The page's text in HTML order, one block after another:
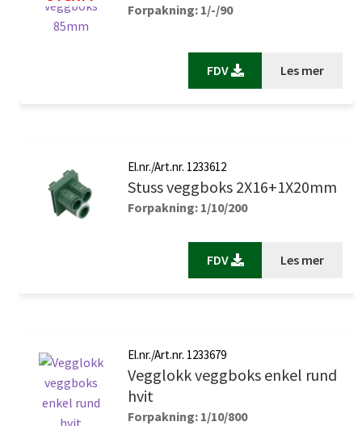
Forpakning: 1/-/90
FDV Les mer
El.nr./Art.nr. 1233612
Stuss veggboks 2X16+1X20mm
Forpakning: 1/10/200
FDV Les mer
El.nr./Art.nr. 1233679
Vegglokk veggboks enkel rund
hvit
Forpakning: 1/10/800